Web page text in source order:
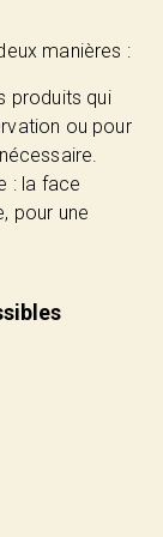
manières :
produits qui
ou pour
: la face
pour une